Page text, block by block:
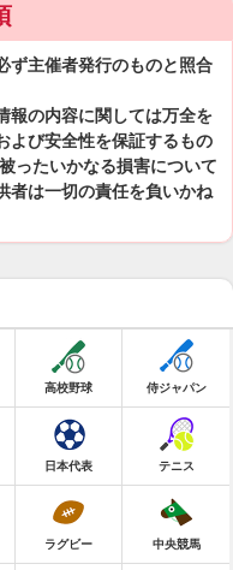
ず主催者発行のものと照合
報の内容に関しては万全を
よび安全性を保証するもの
ったいかなる損害について
者は一切の責任を負いかね
高校野球 侍ジャパン
日本代表 テニス
ラグビー 中央競馬